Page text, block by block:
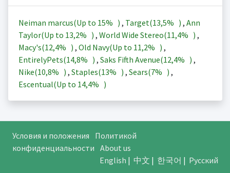
Neiman marcus(Up to 15% ) , Target(13,5% ) , Ann
Taylor(Up to 13,2% ) , World Wide Stereo(11,4% ) ,
Macy's(12,4% ) , Old Navy(Up to 11,2% ) ,
EntirelyPets(14,8% ) , Saks Fifth Avenue(12,4% ) ,
Nike(10,8% ) , Staples(13% ) , Sears(7% ) ,
Escentual(Up to 14,4% )
Условия и положения
Политикой
конфиденциальности About us
English | 中文 | 한국어 | Русский